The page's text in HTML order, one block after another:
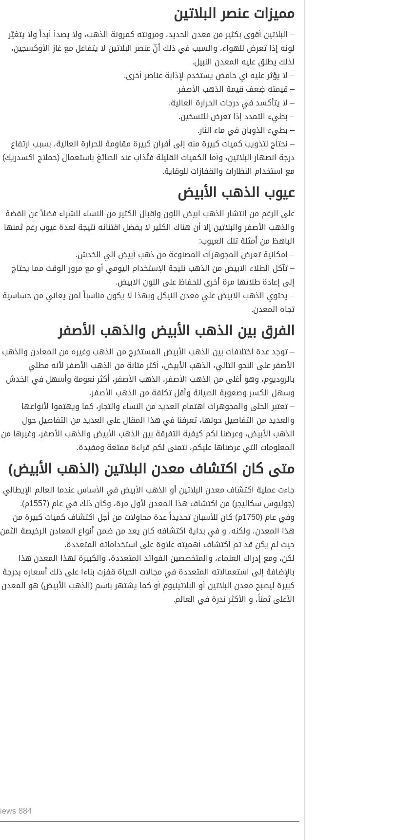
مميزات عنصر البلاتين
– البلاتين أقوى بكثير من معدن الحديد، ومرونته كمرونة الذهب، ولا يصدأ أبداً ولا يتغيّر
لونه إذا تعرض للهواء، والسبب في ذلك أنّ عنصر البلاتين لا يتفاعل مع غاز الأوكسجين،
لذلك يطلق عليه المعدن النبيل.
– لا يؤثر عليه أي حامض يستخدم لإذابة عناصر أخرى.
– قيمته ضِعف قيمة الذهب الأصفر.
– لا يتأكسد في درجات الحرارة العالية.
– بطيء التمدد إذا تعرض للتسخين.
– بطيء الذوبان في ماء النار.
– نحتاج لتذويب كميات كبيرة منه إلى أفران كبيرة مقاومة للحرارة العالية، بسبب ارتفاع
درجة انصهار البلاتين، وأما الكميات القليلة فتُذاب عند الصائغ باستعمال (حملاج اكسدريك)
مع استخدام النظارات والقفازات للوقاية.
عيوب الذهب الأبيض
على الرغم من إنتشار الذهب ابيض اللون وإقبال الكثير من النساء للشراء فضلاً عن الفضة
والذهب الأصفر والبلاتين إلا أن هناك الكثير لا يفضل اقتنائه نتيجة لعدة عيوب رغم ثمنها
الباهظ من أمثلة تلك العيوب:
– إمكانية تعرض المجوهرات المصنوعة من ذهب أبيض إلي الخدش.
– تآكل الطلاء الابيض من الذهب نتيجة الإستخدام اليومي أو مع مرور الوقت مما يحتاج
إلى إعادة طلائها مرة أخرى للحفاظ على اللون الابيض.
– يحتوي الذهب الابيض علي معدن النيكل وبهذا لا يكون مناسباً لمن يعاني من حساسية
تجاه المعدن.
الفرق بين الذهب الأبيض والذهب الأصفر
– توجد عدة اختلافات بين الذهب الأبيض المستخرج من الذهب وغيره من المعادن والذهب
الأصفر على النحو التالي، الذهب الأبيض، أكثر متانة من الذهب الأصفر لأنه مطلي
بالروديوم، وهو أغلى من الذهب الأصفر، الذهب الأصفر، أكثر نعومة وأسهل في الخدش
وسهل الكسر وصعوبة الصيانة وأقل تكلفة من الذهب الأصفر.
– تعتبر الحلى والمجوهرات اهتمام العديد من النساء والتجار، كما ويهتموا لأنواعها
والعديد من التفاصيل حولها، تعرفنا في هذا المقال على العديد من التفاصيل حول
الذهب الأبيض، وعرضنا لكم كيفية التفرقة بين الذهب الأبيض والذهب الأصفر، وغيرها من
المعلومات التي عرضناها عليكم، نتمنى لكم قراءة ممتعة ومفيدة.
متى كان اكتشاف معدن البلاتين (الذهب الأبيض)
جاءت عملية اكتشاف معدن البلاتين أو الذهب الأبيض في الأساس عندما العالم الإيطالي
(جوليوس سكاليجر) من اكتشاف هذا المعدن لأول مرة، وكان ذلك في عام (1557م).
وفي عام (1750م) كان للأسبان تحديداً عدة محاولات من أجل اكتشاف كميات كبيرة من
هذا المعدن، ولكنه، و في بداية اكتشافه كان يعد من ضمن أنواع المعادن الرخيصة الثمن
حيث لم يكن قد تم اكتشاف أهميته علاوة على استخداماته المتعددة.
لكن، ومع إدراك العلماء، والمتخصصين الفوائد المتعددة، والكبيرة لهذا المعدن هذا
بالإضافة إلى استعمالاته المتعددة في مجالات الحياة قفزت بناءا على ذلك أسعاره بدرجة
كبيرة ليصبح معدن البلاتين أو البلاتينيوم أو كما يشتهر بأسم (الذهب الأبيض) هو المعدن
الأغلى ثمناً، و الأكثر ندرة في العالم.
884 Views